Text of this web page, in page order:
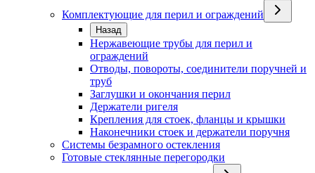
Комплектующие для перил и ограждений
Назад
Нержавеющие трубы для перил и
ограждений
Отводы, повороты, соединители поручней и
труб
Заглушки и окончания перил
Держатели ригеля
Крепления для стоек, фланцы и крышки
Наконечники стоек и держатели поручня
Системы безрамного остекления
Готовые стеклянные перегородки